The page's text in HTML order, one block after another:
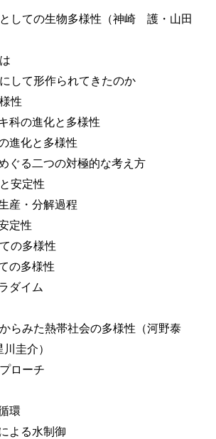
しての生物多様性（神崎 護・山田
して形作られてきたのか
性
の進化と多様性
化と多様性
る二つの対極的な考え方
安定性
・分解過程
定性
の多様性
の多様性
ダイム
らみた熱帯社会の多様性（河野泰
圭介）
ローチ
環
る水制御